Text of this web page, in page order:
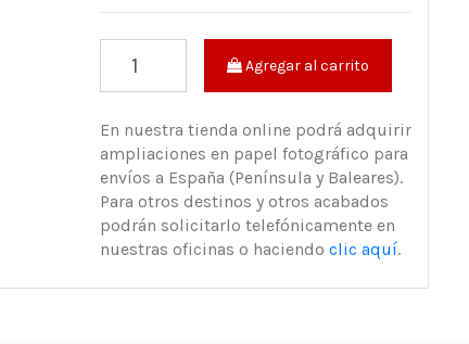
Agregar al carrito
En nuestra tienda online podrá adquirir
ampliaciones en papel fotográfico para
envíos a España (Península y Baleares).
Para otros destinos y otros acabados
podrán solicitarlo telefónicamente en
nuestras oficinas o haciendo clic aquí.